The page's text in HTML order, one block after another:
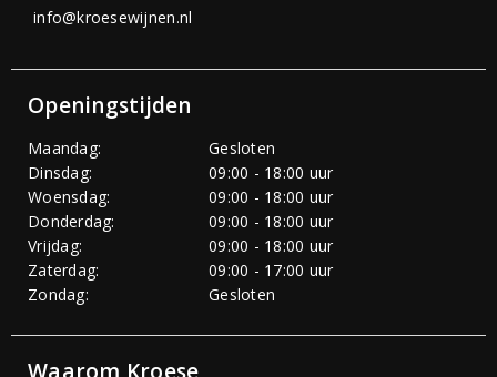
info@kroesewijnen.nl
Openingstijden
Maandag:
Gesloten
Dinsdag:
09:00 - 18:00 uur
Woensdag:
09:00 - 18:00 uur
Donderdag:
09:00 - 18:00 uur
Vrijdag:
09:00 - 18:00 uur
Zaterdag:
09:00 - 17:00 uur
Zondag:
Gesloten